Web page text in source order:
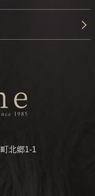
北郷1-1